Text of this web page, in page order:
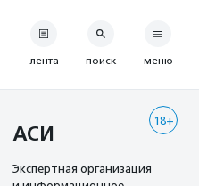
лента поиск меню
18+
АСИ
Экспертная организация